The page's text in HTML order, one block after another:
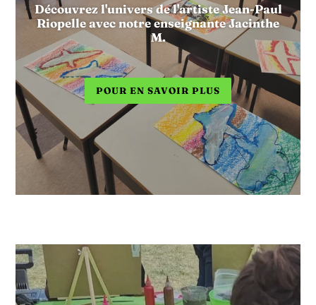
Découvrez l'univers de l'artiste Jean-Paul
Riopelle avec notre enseignante Jacinthe
M.
POUR EN SAVOIR PLUS